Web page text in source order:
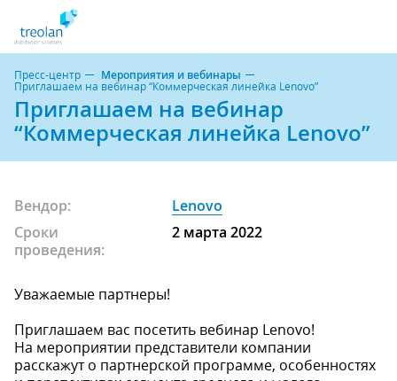
Пресс-центр Мероприятия и вебинары
Приглашаем на вебинар “Коммерческая линейка Lenovo”
Приглашаем на вебинар
“Коммерческая линейка Lenovo”
Вендор:
Lenovo
Сроки
проведения:
2 марта 2022
Уважаемые партнеры!
Приглашаем вас посетить вебинар Lenovo!
На мероприятии представители компании
расскажут о партнерской программе, особенностях